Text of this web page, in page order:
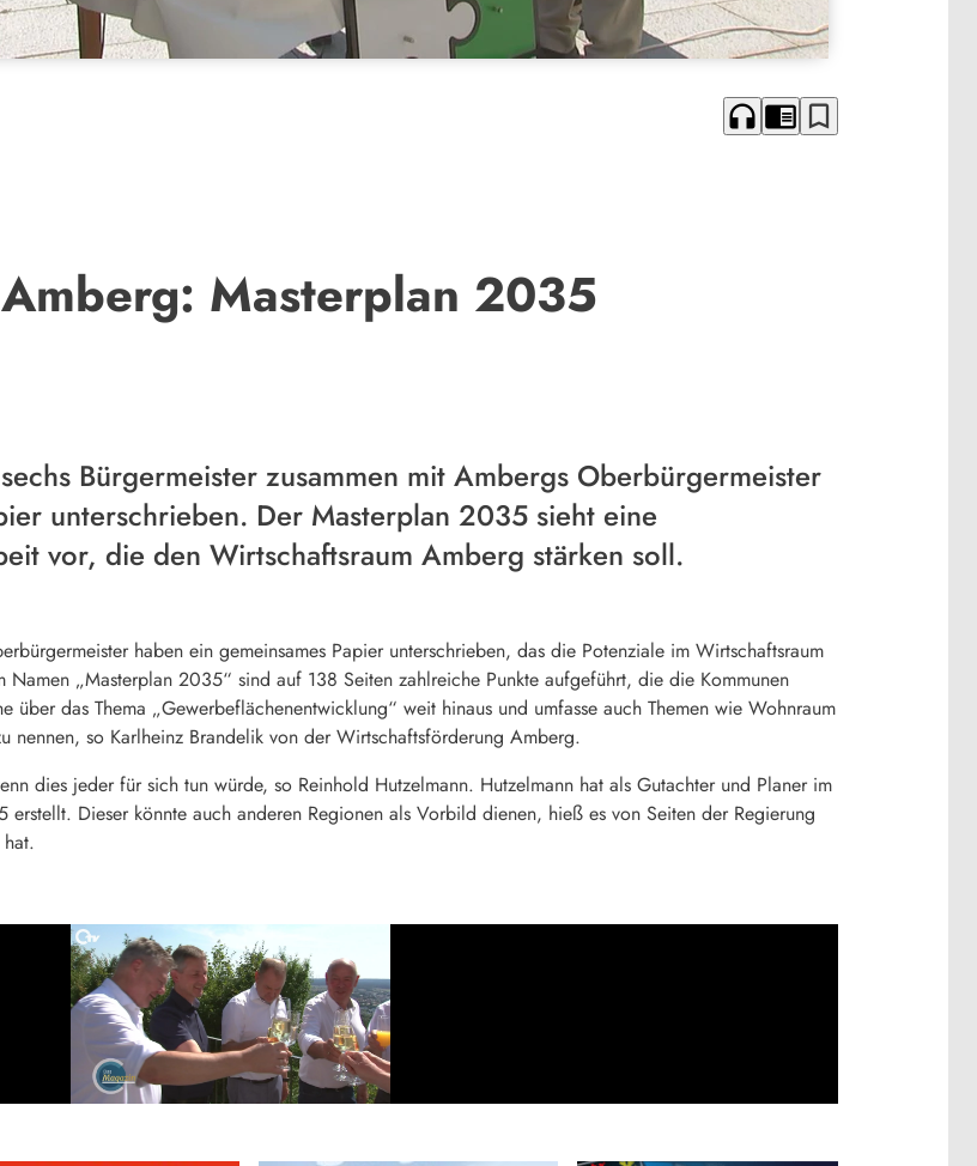
headphones chrome_reader_mode bookmark_border
Masterplan 2035
Bürgermeister zusammen mit Ambergs Oberbürgermeister
unterschrieben. Der Masterplan 2035 sieht eine
vor, die den Wirtschaftsraum Amberg stärken soll.
haben ein gemeinsames Papier unterschrieben, das die Potenziale im Wirtschaftsraum
„Masterplan 2035“ sind auf 138 Seiten zahlreiche Punkte aufgeführt, die die Kommunen
über das Thema „Gewerbeflächenentwicklung“ weit hinaus und umfasse auch Themen wie Wohnraum
nennen, so Karlheinz Brandelik von der Wirtschaftsförderung Amberg.
dies jeder für sich tun würde, so Reinhold Hutzelmann. Hutzelmann hat als Gutachter und Planer im
Dieser könnte auch anderen Regionen als Vorbild dienen, hieß es von Seiten der Regierung